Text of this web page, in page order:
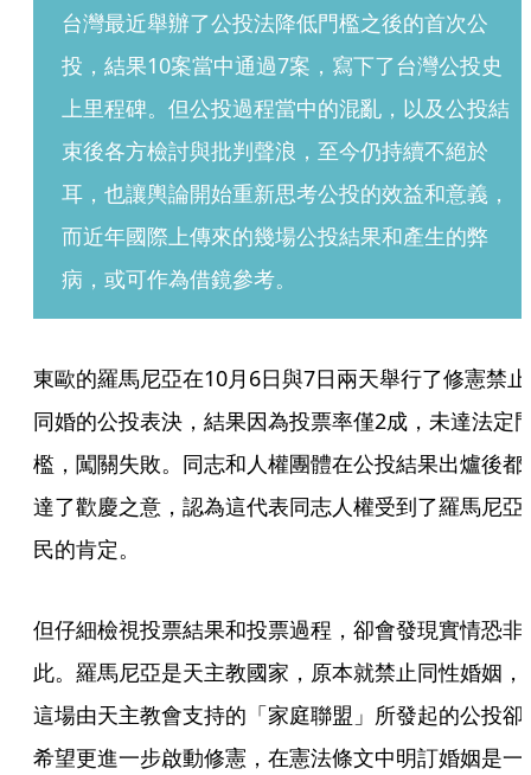
台灣最近舉辦了公投法降低門檻之後的首次公
投，結果10案當中通過7案，寫下了台灣公投史
上里程碑。但公投過程當中的混亂，以及公投結
束後各方檢討與批判聲浪，至今仍持續不絕於
耳，也讓輿論開始重新思考公投的效益和意義，
而近年國際上傳來的幾場公投結果和產生的弊
病，或可作為借鏡參考。
東歐的羅馬尼亞在10月6日與7日兩天舉行了修憲禁止
同婚的公投表決，結果因為投票率僅2成，未達法定
檻，闖關失敗。同志和人權團體在公投結果出爐後都
達了歡慶之意，認為這代表同志人權受到了羅馬尼亞
民的肯定。
但仔細檢視投票結果和投票過程，卻會發現實情恐非
此。羅馬尼亞是天主教國家，原本就禁止同性婚姻，
這場由天主教會支持的「家庭聯盟」所發起的公投卻
希望更進一步啟動修憲，在憲法條文中明訂婚姻是一